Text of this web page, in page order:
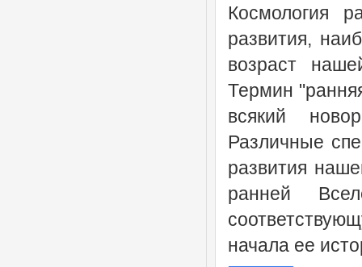
Космология
развития,
возраст
Термин
всякий
Различные
развития
ранней
начала ее